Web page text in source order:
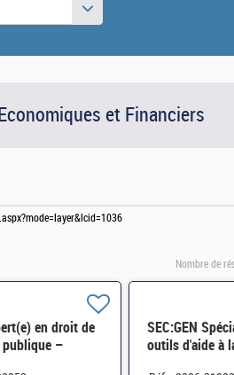
et Financiers
Nombre de
en droit de
–
SEC:GEN
outils d'aide à